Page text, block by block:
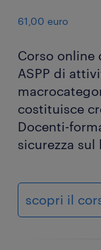
61,00 euro
Corso online
ASPP di
costituisce
Docenti-
sicurezza sul
scopri il